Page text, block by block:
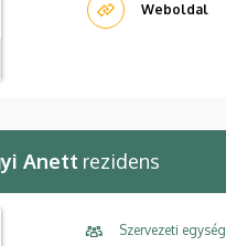
Weboldal
Anett rezidens
Szervezeti egység